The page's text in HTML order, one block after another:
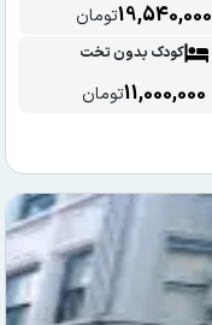
19,540,000تومان
کودک بدون تخت
11,000,000تومان